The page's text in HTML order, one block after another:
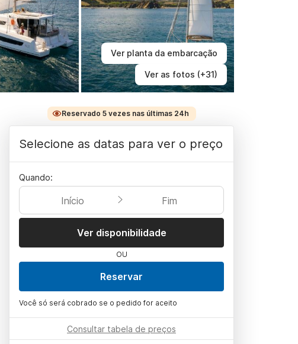
Ver planta da embarcação
Ver as fotos (+31)
Reservado 5 vezes nas últimas 24h
Selecione as datas para ver o preço
Quando:
Início Fim
Ver disponibilidade
OU
Reservar
Você só será cobrado se o pedido for aceito
Consultar tabela de preços